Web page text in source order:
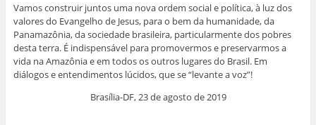
Vamos construir juntos uma nova ordem social e política, à luz dos
valores do Evangelho de Jesus, para o bem da humanidade, da
Panamazônia, da sociedade brasileira, particularmente dos pobres
desta terra. É indispensável para promovermos e preservarmos a
vida na Amazônia e em todos os outros lugares do Brasil. Em
diálogos e entendimentos lúcidos, que se “levante a voz”!
Brasília-DF, 23 de agosto de 2019